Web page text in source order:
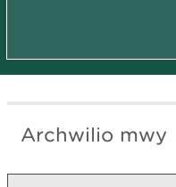
Archwilio mwy